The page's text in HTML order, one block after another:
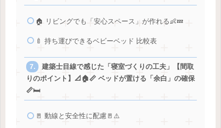
🏠 リビングでも「安心スペース」が作れる👶💤
🍼 持ち運びできるベビーベッド 比較表
建築士目線で感じた「寝室づくりの工夫」【間取
りのポイント】📐🏠📏 ベッドが置ける「余白」の確保
📏🛏️
🚪 動線と安全性に配慮🚪⚠️